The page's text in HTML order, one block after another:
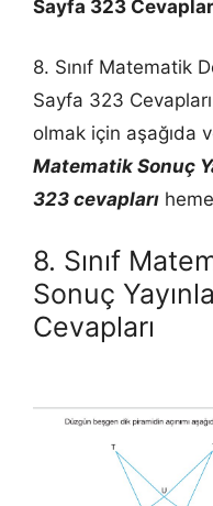
Sayfa 323
8. Sınıf Matematik
Sayfa 323
olmak için aşağıda
Matematik Sonuç
323 cevapları
8. Sınıf
Sonuç
Cevapları